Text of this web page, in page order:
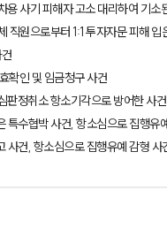
그룹소개
대륜의 강점
글로벌 파트너 로펌
고객의 소리
통합검색
AI대륜
용 사기 피해자 고소 대리하여 기소
직원으로부터 1:1 투자자문 피해 입
확인 및 임금청구 사건
판정취소 항소기각으로 방어한 사건
특수협박 사건, 항소심으로 집행유
사건, 항소심으로 집행유예 감형 사